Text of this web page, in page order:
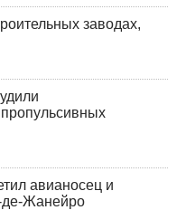
заводах,
авианосец и
де-Жанейро